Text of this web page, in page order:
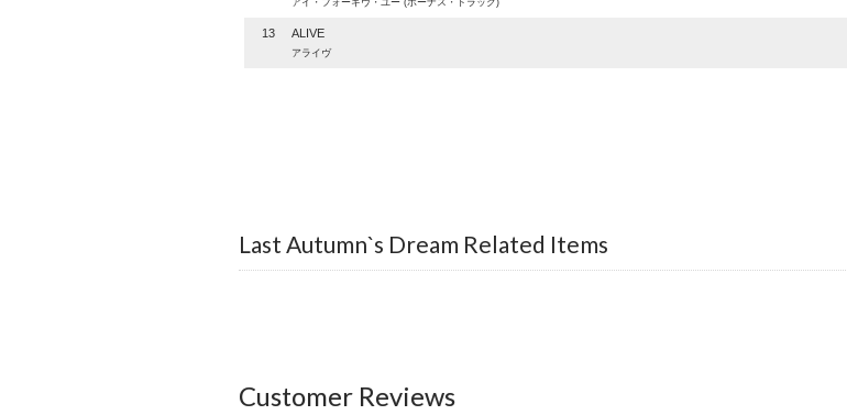
アイ・フォーギヴ・ユー (ボーナス・トラック)
13 ALIVE
アライヴ
Last Autumn`s Dream Related Items
Customer Reviews